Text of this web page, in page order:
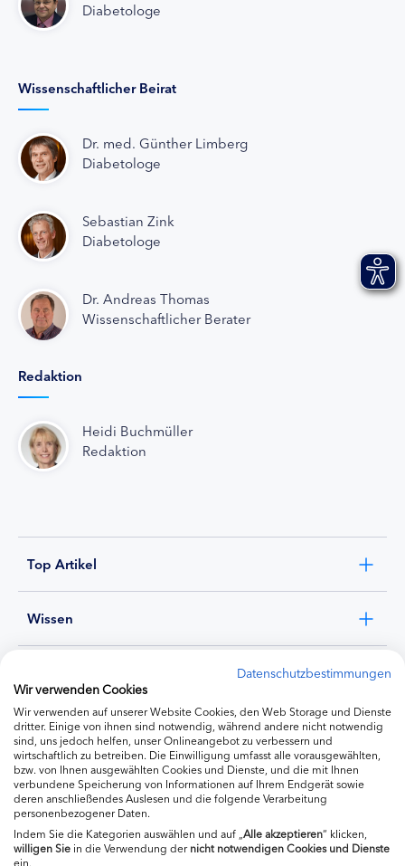
Diabetologe
Wissenschaftlicher Beirat
Dr. med. Günther Limberg
Diabetologe
Sebastian Zink
Diabetologe
Dr. Andreas Thomas
Wissenschaftlicher Berater
Redaktion
Heidi Buchmüller
Redaktion
Top Artikel
Wissen
Ernährung
Produkte
Datenschutzbestimmungen
Wir verwenden Cookies
Wir verwenden auf unserer Website Cookies, den Web Storage und Dienste
dritter. Einige von ihnen sind notwendig, während andere nicht notwendig
sind, uns jedoch helfen, unser Onlineangebot zu verbessern und
wirtschaftlich zu betreiben. Die Einwilligung umfasst alle vorausgewählten,
bzw. von Ihnen ausgewählten Cookies und Dienste, und die mit Ihnen
verbundene Speicherung von Informationen auf Ihrem Endgerät sowie
deren anschließendes Auslesen und die folgende Verarbeitung
personenbezogener Daten.
Indem Sie die Kategorien auswählen und auf „ Alle akzeptieren“ klicken,
willigenSie in die Verwendung dernicht notwendigen Cookies und Dienste
ein.